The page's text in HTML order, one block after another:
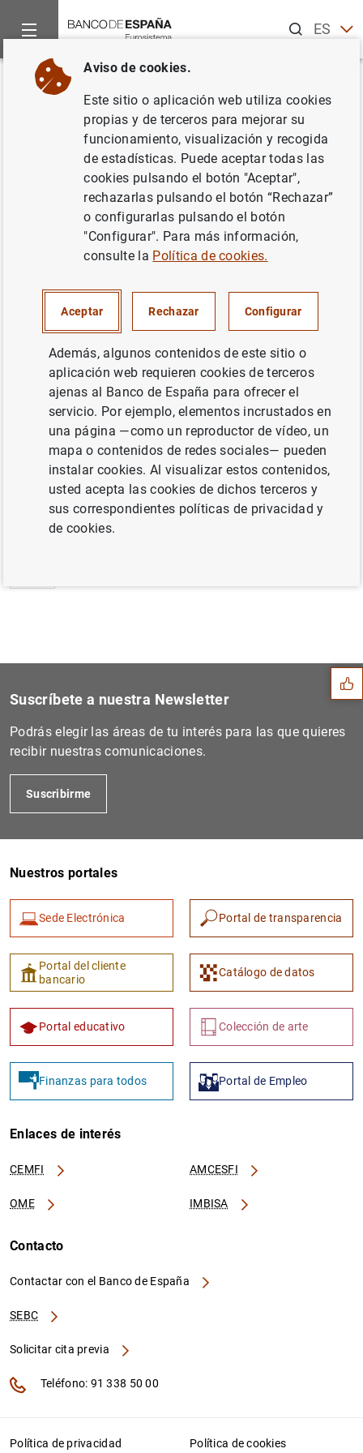
ESEN
Inicio Noticias y eventos
Volver
Estado financiero consolidado
del Eurosistema a 12 de agosto
de 2016
POLÍTICA MONETARIA
Estado financiero consolidado del
Eurosistema a 12 de agosto de 2016 (98
Siguiente
Estadísticas de emisiones d...
Sugerencias
1 2
Suscríbete a nuestra Newsletter
Podrás elegir las áreas de tu interés para las que quieres
recibir nuestras comunicaciones.
Suscribirme
Nuestros portales
Sede Electrónica Portal de transparencia
Portal del cliente
bancario
Catálogo de datos
Portal educativo Colección de arte
Finanzas para todos Portal de Empleo
Enlaces de interés
CEMFI AMCESFI
OME IMBISA
Contacto
Contactar con el Banco de España
SEBC
Solicitar cita previa
Teléfono: 91 338 50 00
Política de privacidad Política de cookies
Aviso de cookies.
Este sitio o aplicación web utiliza cookies
propias y de terceros para mejorar su
funcionamiento, visualización y recogida
de estadísticas. Puede aceptar todas las
cookies pulsando el botón "Aceptar",
rechazarlas pulsando el botón “Rechazar”
o configurarlas pulsando el botón
"Configurar". Para más información,
consulte la Política de cookies.
Aceptar Rechazar Configurar
Además, algunos contenidos de este sitio o
aplicación web requieren cookies de terceros
ajenas al Banco de España para ofrecer el
servicio. Por ejemplo, elementos incrustados en
una página —como un reproductor de vídeo, un
mapa o contenidos de redes sociales— pueden
instalar cookies. Al visualizar estos contenidos,
usted acepta las cookies de dichos terceros y
sus correspondientes políticas de privacidad y
de cookies.